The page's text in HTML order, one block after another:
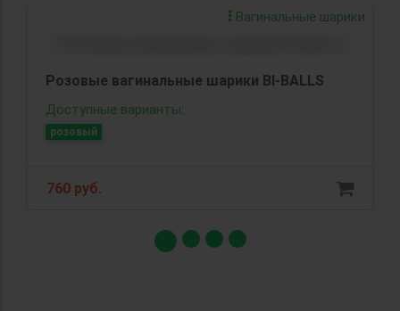
Вагинальные шарики
Розовые вагинальные шарики BI-BALLS
Доступные варианты:
розовый
760 руб.